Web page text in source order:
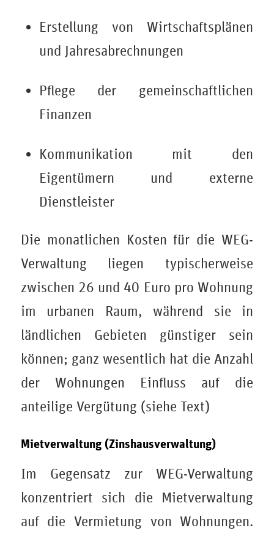
Erstellung von Wirtschaftsplänen
und Jahresabrechnungen
Pflege der gemeinschaftlichen
Finanzen
Kommunikation mit den
Eigentümern und externe
Dienstleister
Die monatlichen Kosten für die WEG-
Verwaltung liegen typischerweise
zwischen 26 und 40 Euro pro Wohnung
im urbanen Raum, während sie in
ländlichen Gebieten günstiger sein
können; ganz wesentlich hat die Anzahl
der Wohnungen Einfluss auf die
anteilige Vergütung (siehe Text)
Mietverwaltung (Zinshausverwaltung)
Im Gegensatz zur WEG-Verwaltung
konzentriert sich die Mietverwaltung
auf die Vermietung von Wohnungen.